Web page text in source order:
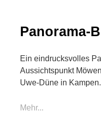
Panorama-
Ein eindrucksvolles
Aussichtspunkt
Uwe-Düne in Kampen.
Mehr...